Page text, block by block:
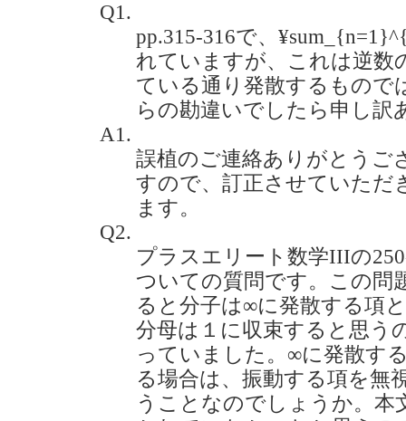
Q1.
pp.315-316で、
れていますが、これは逆数
ている通り発散するもので
らの勘違いでしたら申し訳
A1.
誤植のご連絡ありがとうご
すので、訂正させていただ
ます。
Q2.
プラスエリート数学IIIの
ついての質問です。この問
ると分子は∞に発散する項
分母は１に収束すると思う
っていました。∞に発散す
る場合は、振動する項を無
うことなのでしょうか。